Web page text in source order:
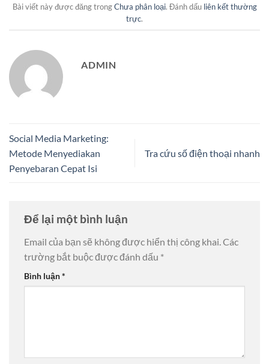
Bài viết này được đăng trongChưa phân loại. Đánh dấu liên kết thường
trực.
ADMIN
Social Media Marketing:
Metode Menyediakan
Penyebaran Cepat Isi
Tra cứu số điện thoại nhanh
Để lại một bình luận
Email của bạn sẽ không được hiển thị công khai. Các
trường bắt buộc được đánh dấu *
Bình luận*